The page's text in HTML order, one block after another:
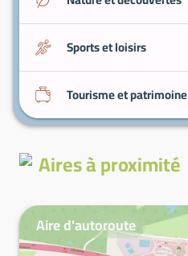
Sports et loisirs
Tourisme et patrimoine
Aires à proximité
Aire d'autoroute